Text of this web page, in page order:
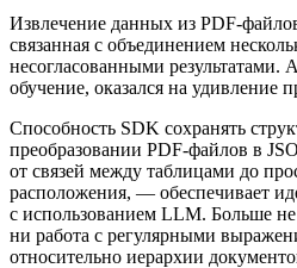
Извлечение данных из PDF-
связанная с объединением
несогласованными результатами.
обучение, оказался на удивление
Способность SDK сохранять
преобразовании PDF-файлов в
от связей между таблицами до
расположения, — обеспечивает
с использованием LLM. Больше
ни работа с регулярными
относительно иерархии